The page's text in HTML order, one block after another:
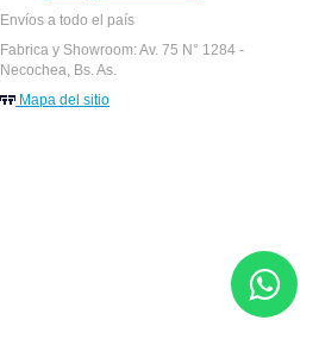
Envíos a todo el país
Fabrica y Showroom: Av. 75 N° 1284 -
Necochea, Bs. As.
Mapa del sitio